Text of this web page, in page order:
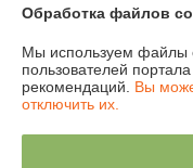
Полная версия сайта
Политика обработки
Обработка файлов
Мы используем файлы
пользователей
рекомендаций. Вы
отключить их.